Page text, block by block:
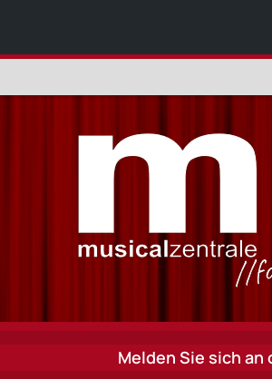
Melden Sie sich